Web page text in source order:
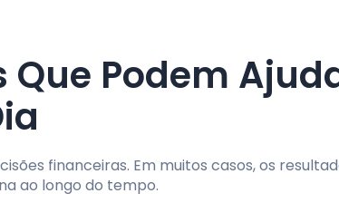
Podem
financeiras. Em muitos casos, os
ao longo do tempo.